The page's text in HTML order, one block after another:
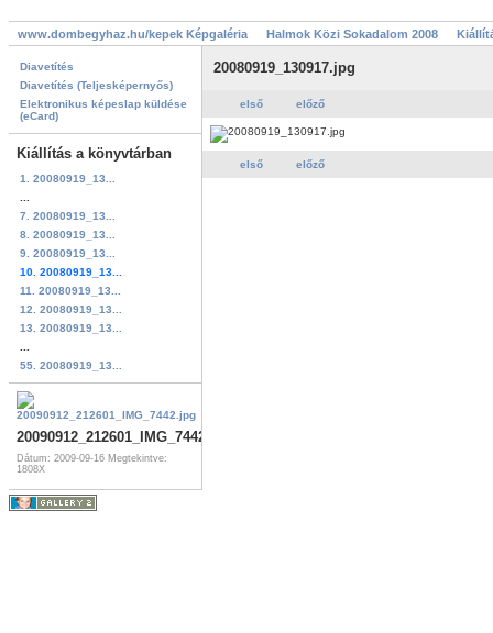
www.dombegyhaz.hu/kepek Képgaléria Halmok Közi Sokadalom 2008
Diavetítés
Diavetítés (Teljesképernyős)
Elektronikus képeslap küldése
(eCard)
Kiállítás a könyvtárban
1. 20080919_13...
7. 20080919_13...
8. 20080919_13...
9. 20080919_13...
10. 20080919_13...
11. 20080919_13...
12. 20080919_13...
13. 20080919_13...
55. 20080919_13...
20090912_212601_IMG_7442.jpg
Dátum: 2009-09-16 Megtekintve:
1808X
20080919_130917.jpg
első előző
első előző